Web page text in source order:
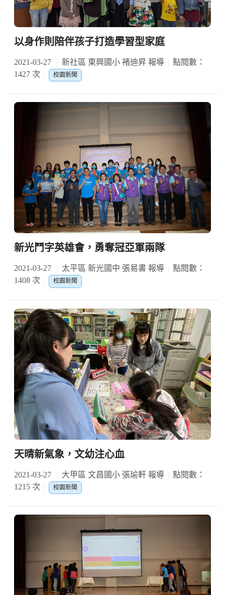
以身作則陪伴孩子打造學習型家庭
2021-03-27 新社區 東興國小 褚迪昇 報導
點閱數：
1427 次
校園新聞
新光鬥字英雄會，勇奪冠亞軍兩隊
2021-03-27 太平區 新光國中 張易書 報導
點閱數：
1408 次
校園新聞
天晴新氣象，文幼注心血
2021-03-27 大甲區 文昌國小 張瑜軒 報導
點閱數：
1215 次
校園新聞